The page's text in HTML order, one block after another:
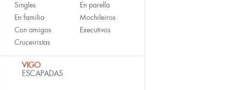
Singles
En parella
En familia
Mochileiros
Con amigos
Executivos
Cruceiristas
VIGO
ESCAPADAS